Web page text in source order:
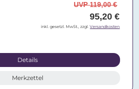
UVP 119,00 €
95,20 €
inkl. gesetzl. MwSt., zzgl.Versandkosten
Details
Merkzettel